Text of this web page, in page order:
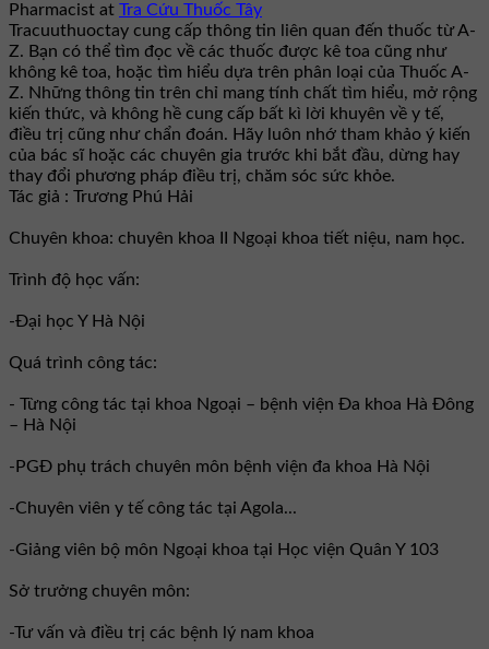
Pharmacist at Tra Cứu Thuốc Tây
Tracuuthuoctay cung cấp thông tin liên quan đến thuốc từ A-
Z. Bạn có thể tìm đọc về các thuốc được kê toa cũng như
không kê toa, hoặc tìm hiểu dựa trên phân loại của Thuốc A-
Z. Những thông tin trên chỉ mang tính chất tìm hiểu, mở rộng
kiến thức, và không hề cung cấp bất kì lời khuyên về y tế,
điều trị cũng như chẩn đoán. Hãy luôn nhớ tham khảo ý kiến
của bác sĩ hoặc các chuyên gia trước khi bắt đầu, dừng hay
thay đổi phương pháp điều trị, chăm sóc sức khỏe.
Tác giả : Trương Phú Hải
Chuyên khoa: chuyên khoa II Ngoại khoa tiết niệu, nam học.
Trình độ học vấn:
-Đại học Y Hà Nội
Quá trình công tác:
- Từng công tác tại khoa Ngoại – bệnh viện Đa khoa Hà Đông
– Hà Nội
-PGĐ phụ trách chuyên môn bệnh viện đa khoa Hà Nội
-Chuyên viên y tế công tác tại Agola...
-Giảng viên bộ môn Ngoại khoa tại Học viện Quân Y 103
Sở trưởng chuyên môn:
-Tư vấn và điều trị các bệnh lý nam khoa